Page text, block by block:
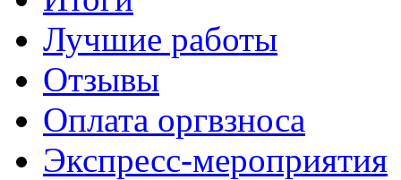
Лучшие работы
Отзывы
Оплата оргвзноса
Экспресс-мероприятия